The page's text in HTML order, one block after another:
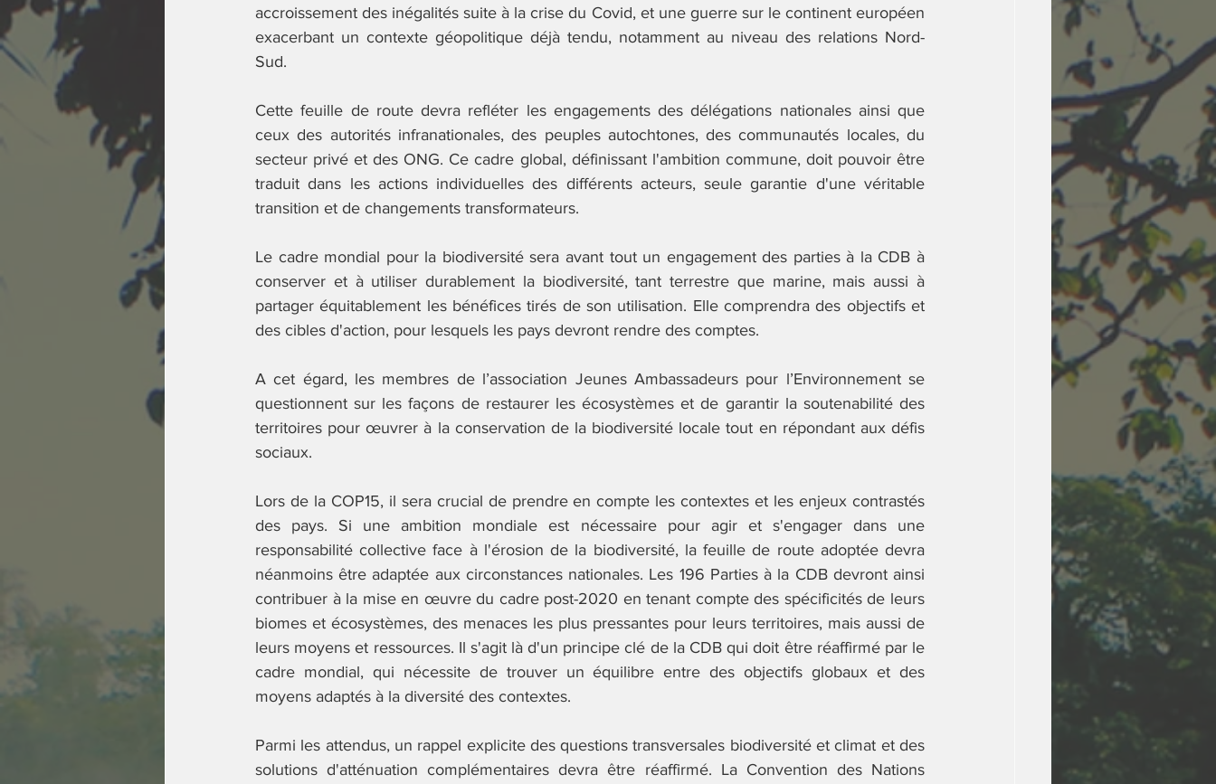
accroissement des inégalités suite à la crise du Covid, et une guerre sur le continent européen
exacerbant un contexte géopolitique déjà tendu, notamment au niveau des relations Nord-
Sud.
Cette feuille de route devra refléter les engagements des délégations nationales ainsi que
ceux des autorités infranationales, des peuples autochtones, des communautés locales, du
secteur privé et des ONG. Ce cadre global, définissant l'ambition commune, doit pouvoir être
traduit dans les actions individuelles des différents acteurs, seule garantie d'une véritable
transition et de changements transformateurs.
Le cadre mondial pour la biodiversité sera avant tout un engagement des parties à la CDB à
conserver et à utiliser durablement la biodiversité, tant terrestre que marine, mais aussi à
partager équitablement les bénéfices tirés de son utilisation. Elle comprendra des objectifs et
des cibles d'action, pour lesquels les pays devront rendre des comptes.
A cet égard, les membres de l’association Jeunes Ambassadeurs pour l’Environnement se
questionnent sur les façons de restaurer les écosystèmes et de garantir la soutenabilité des
territoires pour œuvrer à la conservation de la biodiversité locale tout en répondant aux défis
sociaux.
Lors de la COP15, il sera crucial de prendre en compte les contextes et les enjeux contrastés
des pays. Si une ambition mondiale est nécessaire pour agir et s'engager dans une
responsabilité collective face à l'érosion de la biodiversité, la feuille de route adoptée devra
néanmoins être adaptée aux circonstances nationales. Les 196 Parties à la CDB devront ainsi
contribuer à la mise en œuvre du cadre post-2020 en tenant compte des spécificités de leurs
biomes et écosystèmes, des menaces les plus pressantes pour leurs territoires, mais aussi de
leurs moyens et ressources. Il s'agit là d'un principe clé de la CDB qui doit être réaffirmé par le
cadre mondial, qui nécessite de trouver un équilibre entre des objectifs globaux et des
moyens adaptés à la diversité des contextes.
Parmi les attendus, un rappel explicite des questions transversales biodiversité et climat et des
solutions d'atténuation complémentaires devra être réaffirmé. La Convention des Nations